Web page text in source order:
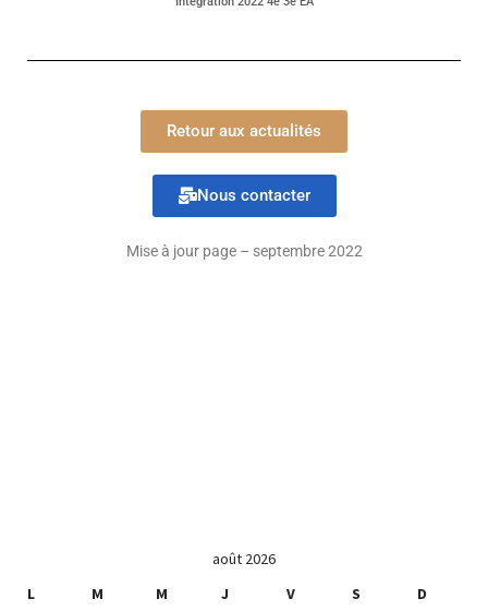
Retour aux actualités
Nous contacter
Mise à jour page – septembre 2022
août 2026
L
M M J V S D